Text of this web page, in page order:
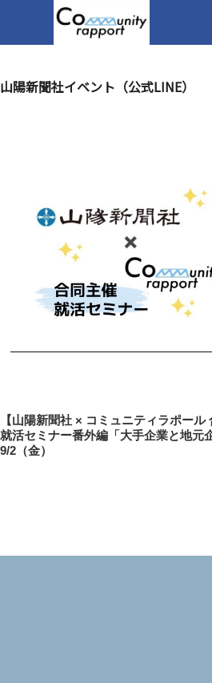
山陽新聞社イベント（公式LINE）
投
稿
ー
前
の
投
【山陽新聞社 × コミュニティラポール
就活セミナー番外編「大手企業と地元
9/2（金）